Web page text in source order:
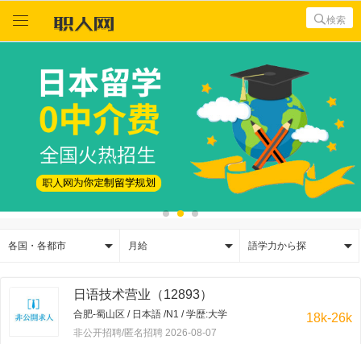
  検索

各国・各都市 
月給 
語学力から探
日语技术营业（12893）
合肥-蜀山区 / 日本語 /N1 / 学歴:大学
非公开招聘/匿名招聘 2026-08-07
18k-26k